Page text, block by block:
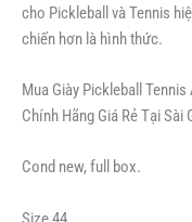
cho Pickleball và Tennis
chiến hơn là hình thức.
Mua Giày Pickleball
Chính Hãng Giá Rẻ Tại Sài
Cond new, full box.